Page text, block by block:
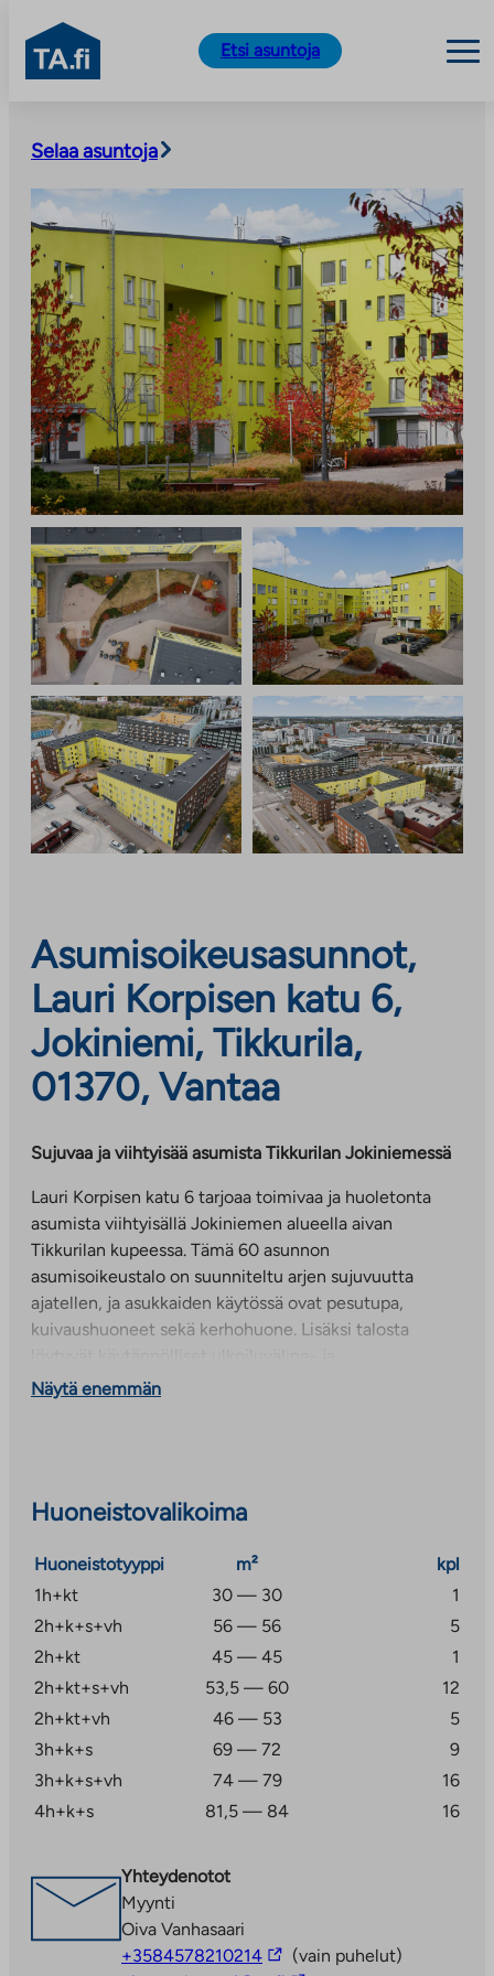
sisältöön
TA.fi
Etsi asuntoja
Selaa asuntoja
Asumisoikeusasunnot,
Lauri Korpisen katu 6,
Jokiniemi, Tikkurila,
01370, Vantaa
Sujuvaa ja viihtyisää asumista Tikkurilan Jokiniemessä
Lauri Korpisen katu 6 tarjoaa toimivaa ja huoletonta
asumista viihtyisällä Jokiniemen alueella aivan
Tikkurilan kupeessa. Tämä 60 asunnon
asumisoikeustalo on suunniteltu arjen sujuvuutta
ajatellen, ja asukkaiden käytössä ovat pesutupa,
kuivaushuoneet sekä kerhohuone. Lisäksi talosta
lastenvaunuvarastot sekä asuntokohtaiset lämpimät
junayhteyksien ansiosta liikkuminen sujuu
Vantaanjoen varren ulkoilureitit ja lenkkipolut tarjoavat
hienot puitteet liikkumiseen ja luonnosta nauttimiseen
Näytä enemmän
Huoneistovalikoima
Huoneistotyyppi m²
kpl
1h+kt
30 — 30
1
2h+k+s+vh
56 — 56
5
2h+kt
45 — 45
1
2h+kt+s+vh
53,5 — 60
12
2h+kt+vh
46 — 53
5
3h+k+s
69 — 72
9
3h+k+s+vh
74 — 79
16
4h+k+s
81,5 — 84 16
Yhteydenotot
Myynti
Oiva Vanhasaari
+3584578210214Linkki(vain puhelut)